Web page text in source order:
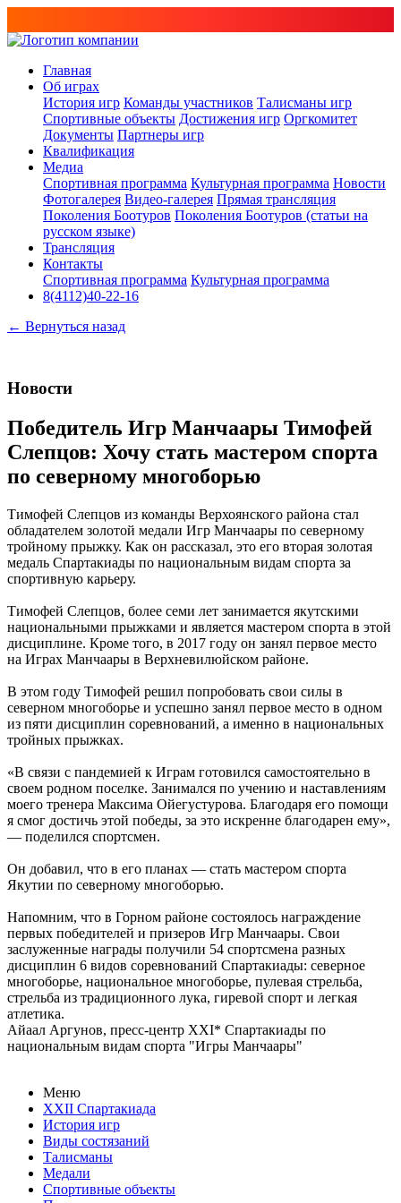
Главная
Об играх
История игр Команды участников Талисманы игр
Спортивные объекты Достижения игр Оргкомитет
Документы Партнеры игр
Квалификация
Медиа
Спортивная программа Культурная программа Новости
Фотогалерея Видео-галерея Прямая трансляция
Поколения Боотуров Поколения Боотуров (статьи на
русском языке)
Трансляция
Контакты
Спортивная программа Культурная программа
8(4112)40-22-16
← Вернуться назад
Новости
Победитель Игр Манчаары Тимофей
Слепцов: Хочу стать мастером спорта
по северному многоборью
Тимофей Слепцов из команды Верхоянского района стал
обладателем золотой медали Игр Манчаары по северному
тройному прыжку. Как он рассказал, это его вторая золотая
медаль Спартакиады по национальным видам спорта за
спортивную карьеру.
Тимофей Слепцов, более семи лет занимается якутскими
национальными прыжками и является мастером спорта в этой
дисциплине. Кроме того, в 2017 году он занял первое место
на Играх Манчаары в Верхневилюйском районе.
В этом году Тимофей решил попробовать свои силы в
северном многоборье и успешно занял первое место в одном
из пяти дисциплин соревнований, а именно в национальных
тройных прыжках.
«В связи с пандемией к Играм готовился самостоятельно в
своем родном поселке. Занимался по учению и наставлениям
моего тренера Максима Ойегустурова. Благодаря его помощи
я смог достичь этой победы, за это искренне благодарен ему»,
— поделился спортсмен.
Он добавил, что в его планах — стать мастером спорта
Якутии по северному многоборью.
Напомним, что в Горном районе состоялось награждение
первых победителей и призеров Игр Манчаары. Свои
заслуженные награды получили 54 спортсмена разных
дисциплин 6 видов соревнований Спартакиады: северное
многоборье, национальное многоборье, пулевая стрельба,
стрельба из традиционного лука, гиревой спорт и легкая
атлетика.
Айаал Аргунов, пресс-центр XXI* Спартакиады по
национальным видам спорта "Игры Манчаары"
Меню
XXII Спартакиада
История игр
Виды состязаний
Талисманы
Медали
Спортивные объекты